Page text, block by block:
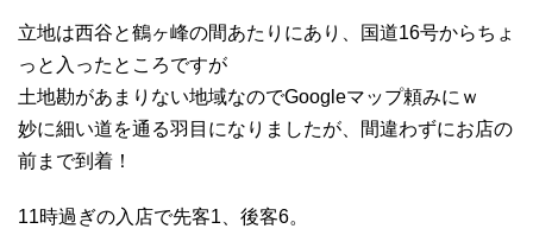
立地は西谷と鶴ヶ峰の間あたりにあり、国道16号からちょ
っと入ったところですが
土地勘があまりない地域なのでGoogleマップ頼みにｗ
妙に細い道を通る羽目になりましたが、間違わずにお店の
前まで到着！
11時過ぎの入店で先客1、後客6。